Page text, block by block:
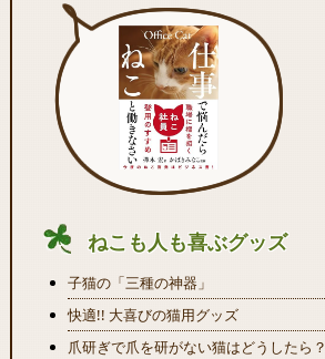
ねこも人も喜ぶグッズ
子猫の「三種の神器」
快適!! 大喜びの猫用グッズ
爪研ぎで爪を研がない猫はどうしたら？